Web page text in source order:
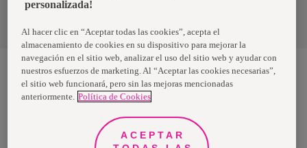
Política de privacidad de datos
Nosotras, una marca de Essity - una compañía global líder en
higiene y salud. Cada día, mil millones de personas, en todo el
propósito es romper barreras por el bienestar en beneficio de
consumidores, pacientes, cuidadores, clientes y la sociedad en
general. Vendemos en aproximadamente 150 países bajo las
personalizada!
Al hacer clic en “Aceptar todas las cookies”, acepta el
almacenamiento de cookies en su dispositivo para mejorar la
navegación en el sitio web, analizar el uso del sitio web y ayudar con
nuestros esfuerzos de marketing. Al “Aceptar las cookies necesarias”,
el sitio web funcionará, pero sin las mejoras mencionadas
anteriormente. Política de Cookies
ACEPTAR